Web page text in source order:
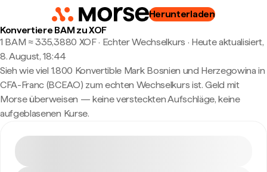
Herunterladen
Konvertiere BAM zu XOF
1 BAM ≈ 335,3880 XOF · Echter Wechselkurs · Heute aktualisiert,
8. August, 18:44
Sieh wie viel 1.800 Konvertible Mark Bosnien und Herzegowina in
CFA-Franc (BCEAO) zum echten Wechselkurs ist. Geld mit
Morse überweisen — keine versteckten Aufschläge, keine
aufgeblasenen Kurse.